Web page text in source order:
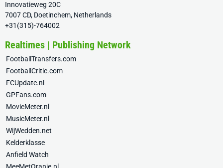
Innovatieweg 20C
7007 CD, Doetinchem, Netherlands
+31(315)-764002
Realtimes | Publishing Network
FootballTransfers.com
FootballCritic.com
FCUpdate.nl
GPFans.com
MovieMeter.nl
MusicMeter.nl
WijWedden.net
Kelderklasse
Anfield Watch